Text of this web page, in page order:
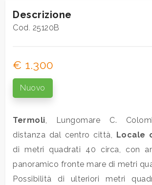
Descrizione
Cod. 25120B
€ 1.300
Nuovo
Termoli, Lungomare C.
distanza dal centro città, Locale
di metri quadrati 40 circa, con
panoramico fronte mare di metri
Possibilità di ulteriori metri
Tipologia
-
Qualsiasi
Residenziali
Commerciali
Industriali
Terreni